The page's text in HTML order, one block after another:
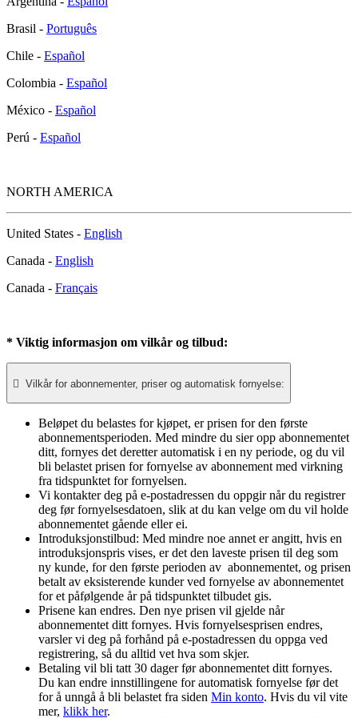
Brasil - Português
Chile - Español
Colombia - Español
México - Español
Perú - Español
NORTH AMERICA
United States - English
Canada - English
Canada - Français
* Viktig informasjon om vilkår og tilbud:
 Vilkår for abonnementer, priser og automatisk fornyelse:
Beløpet du belastes for kjøpet, er prisen for den første
abonnementsperioden. Med mindre du sier opp abonnementet
ditt, fornyes det deretter automatisk i en ny periode, og du vil
bli belastet prisen for fornyelse av abonnement med virkning
fra tidspunktet for fornyelsen.​
Vi kontakter deg på e-postadressen du oppgir når du registrer
deg før fornyelsesdatoen, slik at du kan velge om du vil holde
abonnementet gående eller ei.
Introduksjonstilbud: Med mindre noe annet er angitt, hvis en
introduksjonspris vises, er det den laveste prisen til deg som
ny kunde, for den første perioden av abonnementet, og prisen
betalt av eksisterende kunder ved fornyelse av abonnementet
for et påfølgende år på tidspunktet tilbudet gis.
Prisene kan endres. Den nye prisen vil gjelde når
abonnementet ditt fornyes. Hvis fornyelsesprisen endres,
varsler vi deg på forhånd på e-postadressen du oppga ved
registrering, så du alltid vet hva som skjer.
Betaling vil bli tatt 30 dager før abonnementet ditt fornyes.
Du kan endre innstillingene for automatisk fornyelse før det
for å unngå å bli belastet fra siden Min konto. Hvis du vil vite
mer, klikk her.